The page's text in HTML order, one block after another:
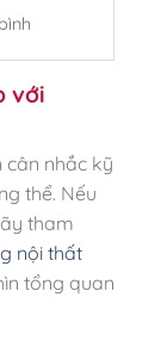
với
nhắc kỹ
thể. Nếu
tham
nội thất
tổng quan